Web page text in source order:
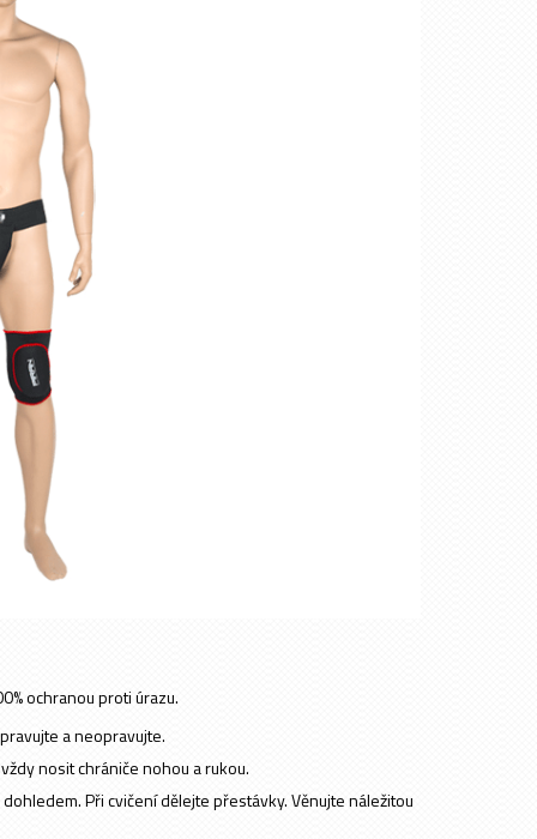
ochranou proti úrazu.
a neopravujte.
nosit chrániče nohou a rukou.
Při cvičení dělejte přestávky. Věnujte náležitou